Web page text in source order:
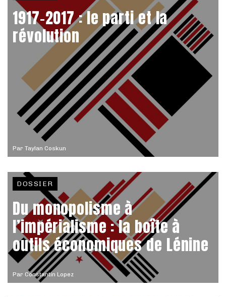
Par Taylan Coskun
1917-2017 : le parti et la
révolution
Par Constantin Lopez
DOSSIER
Du monopolisme à
l’impérialisme : la boîte à
outils économiques de Lénine